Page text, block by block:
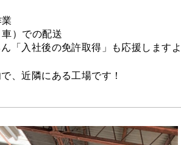
）での配送
入社後の免許取得」も応援しますよ
近隣にある工場です！